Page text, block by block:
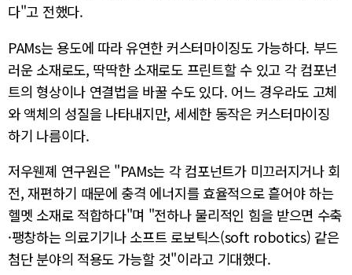
다"고 전했다.
PAMs는 용도에 따라 유연한 커스터마이징도 가능하다. 부드
러운 소재로도, 딱딱한 소재로도 프린트할 수 있고 각 컴포넌
트의 형상이나 연결법을 바꿀 수도 있다. 어느 경우라도 고체
와 액체의 성질을 나타내지만, 세세한 동작은 커스터마이징
하기 나름이다.
저우웬졔 연구원은 "PAMs는 각 컴포넌트가 미끄러지거나 회
전, 재편하기 때문에 충격 에너지를 효율적으로 흩어야 하는
헬멧 소재로 적합하다"며 "전하나 물리적인 힘을 받으면 수축
·팽창하는 의료기기나 소프트 로보틱스(soft robotics) 같은
첨단 분야의 적용도 가능할 것"이라고 기대했다.